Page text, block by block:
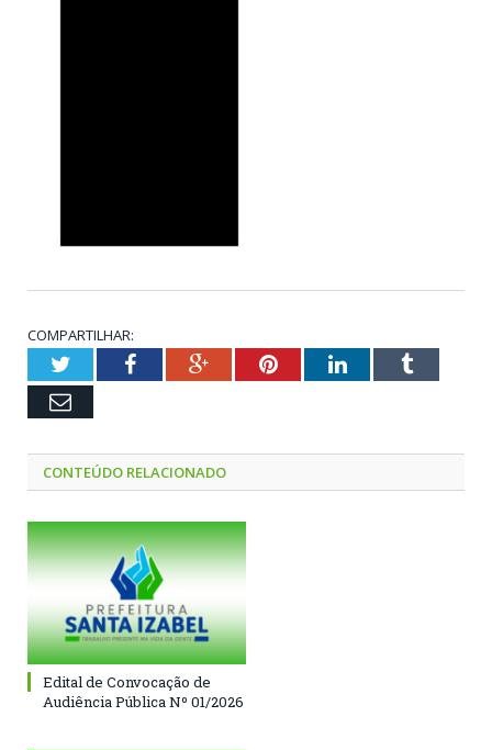
COMPARTILHAR:
TwitterFacebookGoogle+PinterestLinkedInTumblr
Email
CONTEÚDO RELACIONADO
Edital de Convocação de
Audiência Pública Nº 01/2026